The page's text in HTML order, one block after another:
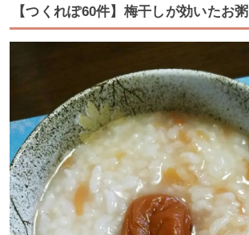
【つくれぽ60件】梅干しが効いたお粥